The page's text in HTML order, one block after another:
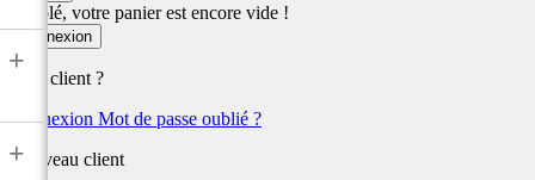
...
Désolé, votre panier est encore vide !
Connexion
Déjà client ?
Connexion Mot de passe oublié ?
Nouveau client
+
+